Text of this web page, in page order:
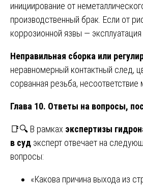
инициирование от
производственный брак. Если от
коррозионной язвы —
Неправильная сборка или
неравномерный контактный след,
сорванная резьба,
Глава 10. Ответы на вопросы,
📑🔍 В рамках экспертизы
в суд эксперт отвечает на
вопросы:
«Какова причина выхода из